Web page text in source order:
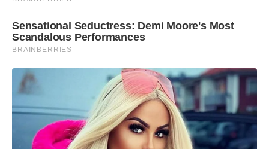
operadoras. Fundada em 2012, recebeu aportes
de fundos de capital de risco internacionais, que
Ideal creditas@ideal.pr
Conteúdo publicado por:Lab Persona Estadão
Sensational Seductress: Demi Moore's Most
Scandalous Performances
BRAINBERRIES